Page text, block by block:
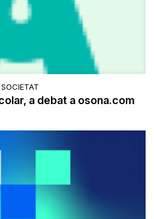
SOCIETAT
a debat a osona.com